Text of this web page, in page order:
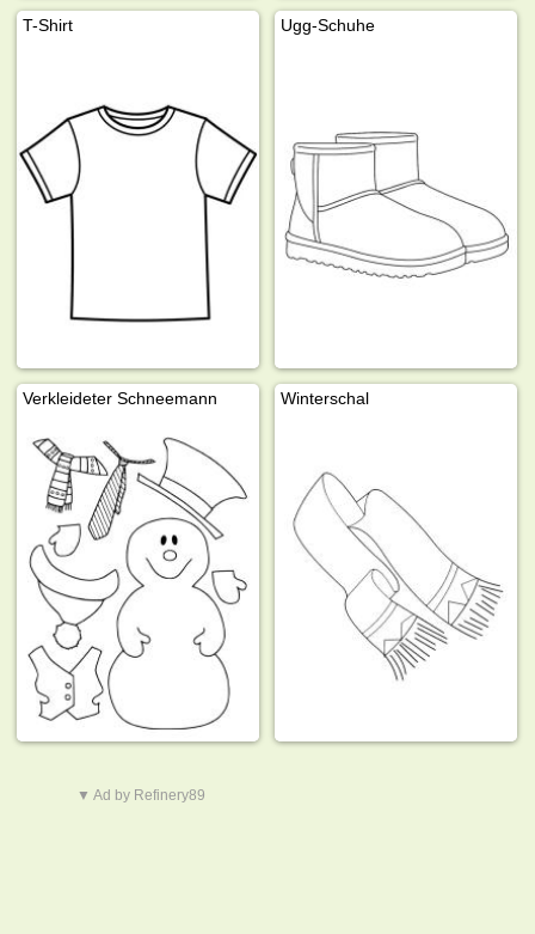
T-Shirt Ugg-Schuhe
Verkleideter Schneemann Winterschal
▼ Ad by Refinery89